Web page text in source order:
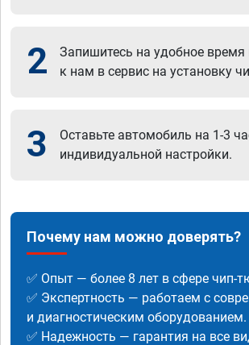
2
Запишитесь на удобное время
к нам в сервис на установку
3
Оставьте автомобиль на 1-3
индивидуальной настройки.
Почему нам можно доверять?
✅ Опыт — более 8 лет в сфере чип-
✅ Экспертность — работаем с
и диагностическим оборудованием.
✅ Надежность — гарантия на все